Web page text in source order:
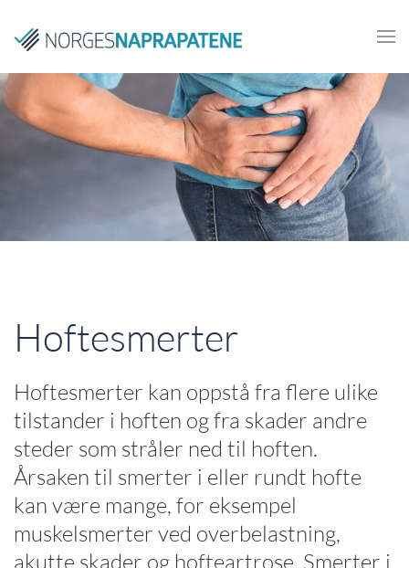
Skip to main content
Hoftesmerter
Hoftesmerter kan oppstå fra flere ulike
tilstander i hoften og fra skader andre
steder som stråler ned til hoften.
Årsaken til smerter i eller rundt hofte
kan være mange, for eksempel
muskelsmerter ved overbelastning,
akutte skader og hofteartrose. Smerter i